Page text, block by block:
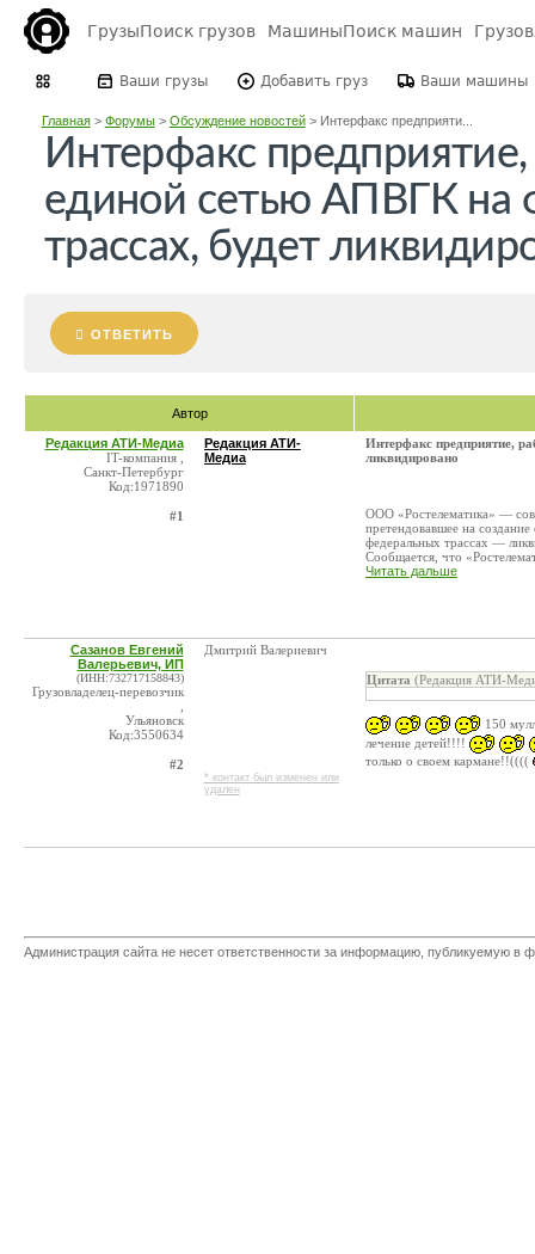
ГрузыПоиск грузов МашиныПоиск машин
Ваши грузы Добавить груз Ваши машины
Главная> Форумы> Обсуждение новостей> Интерфакс предприяти...
Интерфакс
единой сетью АПВГК на
трассах, будет
ОТВЕТИТЬ
Автор
Редакция АТИ-Медиа
IT-компания ,
Санкт-Петербург
Код:1971890
#1
Редакция АТИ-
Медиа
Интерфакс предприятие,
ликвидировано
ООО «Ростелематика» —
претендовавшее на
федеральных трассах —
Сообщается, что
Читать дальше
Сазанов Евгений
Валерьевич, ИП
(ИНН:732717158843)
Грузовладелец-перевозчик
Ульяновск
Код:3550634
#2
Дмитрий Валериевич
* контакт был изменен или
удален
Цитата (Редакция АТИ-
150
лечение детей!!!!
только о своем кармане!!((((
Администрация сайта не несет ответственности за информацию, публикуемую